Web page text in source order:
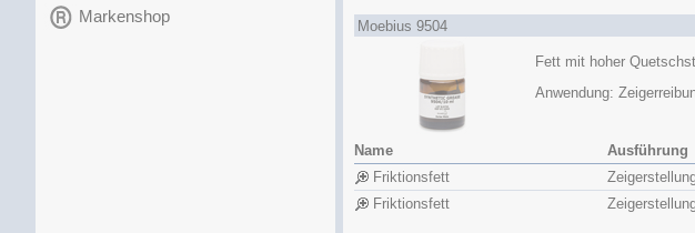
Markenshop
Moebius 9504
Fett mit hoher
Anwendung:
Name Ausführung
Friktionsfett
Friktionsfett